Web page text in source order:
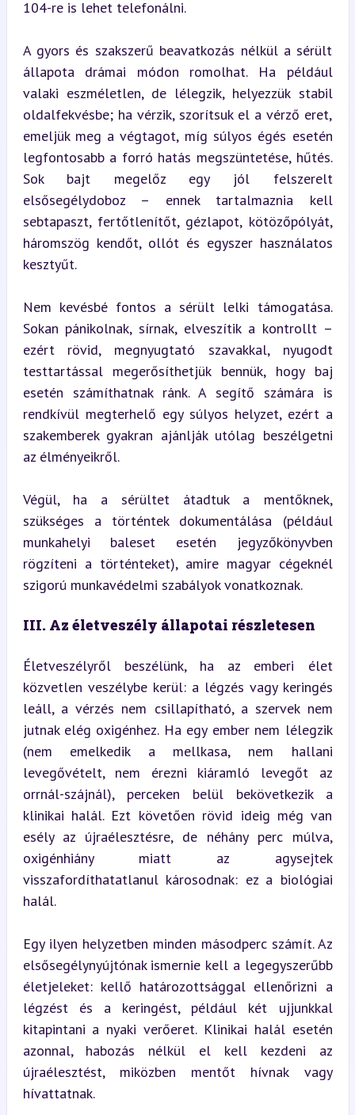
104-re is lehet telefonálni.
A gyors és szakszerű beavatkozás nélkül a sérült
állapota drámai módon romolhat. Ha például
valaki eszméletlen, de lélegzik, helyezzük stabil
oldalfekvésbe; ha vérzik, szorítsuk el a vérző eret,
emeljük meg a végtagot, míg súlyos égés esetén
legfontosabb a forró hatás megszüntetése, hűtés.
Sok bajt megelőz egy jól felszerelt
elsősegélydoboz – ennek tartalmaznia kell
sebtapaszt, fertőtlenítőt, gézlapot, kötözőpólyát,
háromszög kendőt, ollót és egyszer használatos
kesztyűt.
Nem kevésbé fontos a sérült lelki támogatása.
Sokan pánikolnak, sírnak, elveszítik a kontrollt –
ezért rövid, megnyugtató szavakkal, nyugodt
testtartással megerősíthetjük bennük, hogy baj
esetén számíthatnak ránk. A segítő számára is
rendkívül megterhelő egy súlyos helyzet, ezért a
szakemberek gyakran ajánlják utólag beszélgetni
az élményeikről.
Végül, ha a sérültet átadtuk a mentőknek,
szükséges a történtek dokumentálása (például
munkahelyi baleset esetén jegyzőkönyvben
rögzíteni a történteket), amire magyar cégeknél
szigorú munkavédelmi szabályok vonatkoznak.
III. Az életveszély állapotai részletesen
Életveszélyről beszélünk, ha az emberi élet
közvetlen veszélybe kerül: a légzés vagy keringés
leáll, a vérzés nem csillapítható, a szervek nem
jutnak elég oxigénhez. Ha egy ember nem lélegzik
(nem emelkedik a mellkasa, nem hallani
levegővételt, nem érezni kiáramló levegőt az
orrnál-szájnál), perceken belül bekövetkezik a
klinikai halál. Ezt követően rövid ideig még van
esély az újraélesztésre, de néhány perc múlva,
oxigénhiány miatt az agysejtek
visszafordíthatatlanul károsodnak: ez a biológiai
halál.
Egy ilyen helyzetben minden másodperc számít. Az
elsősegélynyújtónak ismernie kell a legegyszerűbb
életjeleket: kellő határozottsággal ellenőrizni a
légzést és a keringést, például két ujjunkkal
kitapintani a nyaki verőeret. Klinikai halál esetén
azonnal, habozás nélkül el kell kezdeni az
újraélesztést, miközben mentőt hívnak vagy
hívattatnak.